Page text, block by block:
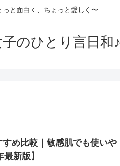
っと面白く、ちょっと愛しく〜
のひとり言日和♪
め比較｜敏感肌でも使いや
新版】